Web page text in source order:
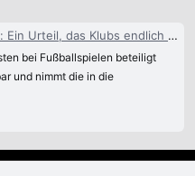
endlich in die Pflicht nimmt - Meinung
bei Fußballspielen beteiligt
und nimmt die in die